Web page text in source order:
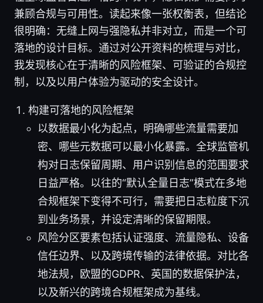
兼顾合规与可用性。读起来像一张权衡表，但结论
很明确：无缝上网与强隐私并非对立，而是一个可
落地的设计目标。通过对公开资料的梳理与对比，
我发现核心在于清晰的风险框架、可验证的合规控
制，以及以用户体验为驱动的安全设计。
构建可落地的风险框架
以数据最小化为起点，明确哪些流量需要加
密、哪些元数据可以最小化暴露。全球监管机
构对日志保留周期、用户识别信息的范围要求
日益严格。以往的“默认全量日志”模式在多地
合规框架下变得不可行，需要把日志粒度下沉
到业务场景，并设定清晰的保留期限。
风险分区要素包括认证强度、流量隐私、设备
信任边界、以及跨境传输的法律依据。对比各
地法规，欧盟的GDPR、英国的数据保护法，
以及新兴的跨境合规框架成为基线。